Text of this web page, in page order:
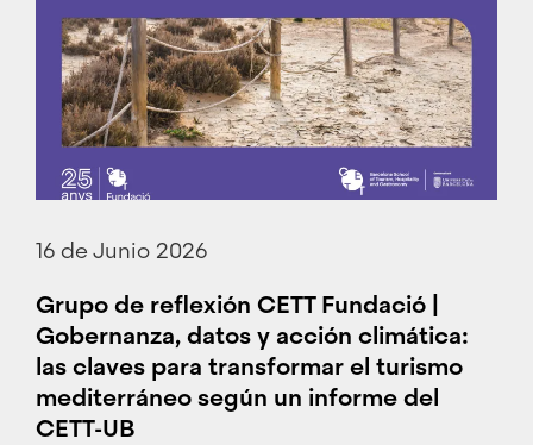
16 de Junio 2026
Grupo de reflexión CETT Fundació |
Gobernanza, datos y acción climática:
las claves para transformar el turismo
mediterráneo según un informe del
CETT-UB